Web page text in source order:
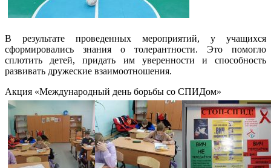
В результате проведенных мероприятий, у учащихся
сформировались знания о толерантности. Это помогло
сплотить детей, придать им уверенности и способность
развивать дружеские взаимоотношения.
Акция «Международный день борьбы со СПИДом»